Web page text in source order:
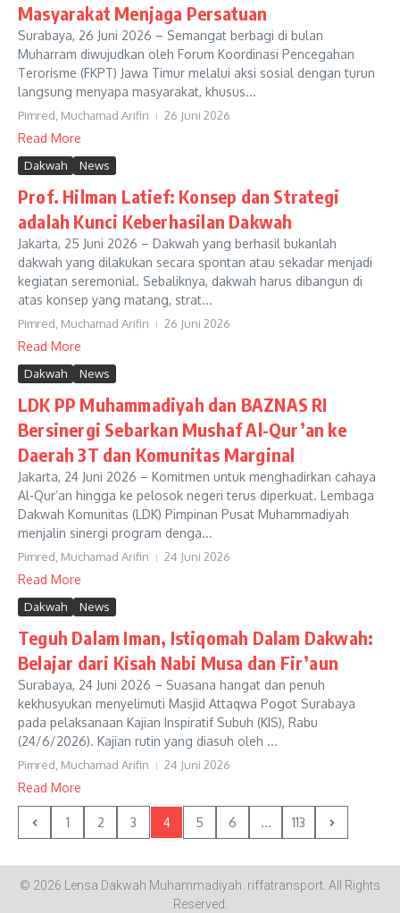
Masyarakat Menjaga Persatuan
Surabaya, 26 Juni 2026 – Semangat berbagi di bulan
Muharram diwujudkan oleh Forum Koordinasi Pencegahan
Terorisme (FKPT) Jawa Timur melalui aksi sosial dengan turun
langsung menyapa masyarakat, khusus...
Pimred, Muchamad Arifin 26 Juni 2026
Read More
Dakwah News
Prof. Hilman Latief: Konsep dan Strategi
adalah Kunci Keberhasilan Dakwah
Jakarta, 25 Juni 2026 – Dakwah yang berhasil bukanlah
dakwah yang dilakukan secara spontan atau sekadar menjadi
kegiatan seremonial. Sebaliknya, dakwah harus dibangun di
atas konsep yang matang, strat...
Pimred, Muchamad Arifin 26 Juni 2026
Read More
Dakwah News
LDK PP Muhammadiyah dan BAZNAS RI
Bersinergi Sebarkan Mushaf Al-Qur’an ke
Daerah 3T dan Komunitas Marginal
Jakarta, 24 Juni 2026 – Komitmen untuk menghadirkan cahaya
Al-Qur’an hingga ke pelosok negeri terus diperkuat. Lembaga
Dakwah Komunitas (LDK) Pimpinan Pusat Muhammadiyah
menjalin sinergi program denga...
Pimred, Muchamad Arifin 24 Juni 2026
Read More
Dakwah News
Teguh Dalam Iman, Istiqomah Dalam Dakwah:
Belajar dari Kisah Nabi Musa dan Fir’aun
Surabaya, 24 Juni 2026 – Suasana hangat dan penuh
kekhusyukan menyelimuti Masjid Attaqwa Pogot Surabaya
pada pelaksanaan Kajian Inspiratif Subuh (KIS), Rabu
(24/6/2026). Kajian rutin yang diasuh oleh ...
Pimred, Muchamad Arifin 24 Juni 2026
Read More
1 2 3 4 5 6 ... 113
© 2026 Lensa Dakwah Muhammadiyah. riffatransport . All Rights
Reserved.